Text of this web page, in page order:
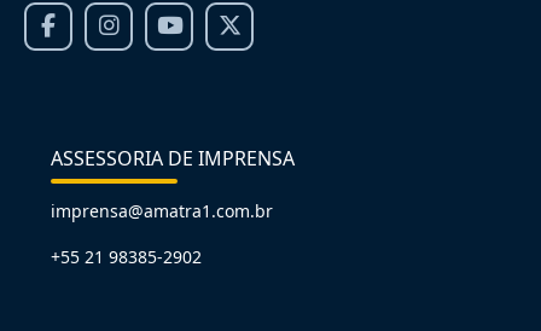
ASSESSORIA DE IMPRENSA
imprensa@amatra1.com.br
+55 21 98385-2902